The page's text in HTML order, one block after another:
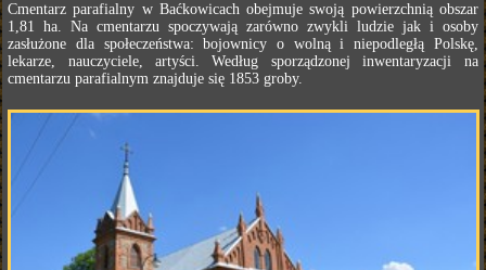
Cmentarz parafialny w Baćkowicach obejmuje swoją powierzchnią obszar
1,81 ha. Na cmentarzu spoczywają zarówno zwykli ludzie jak i osoby
zasłużone dla społeczeństwa: bojownicy o wolną i niepodległą Polskę,
lekarze, nauczyciele, artyści. Według sporządzonej inwentaryzacji na
cmentarzu parafialnym znajduje się 1853 groby.